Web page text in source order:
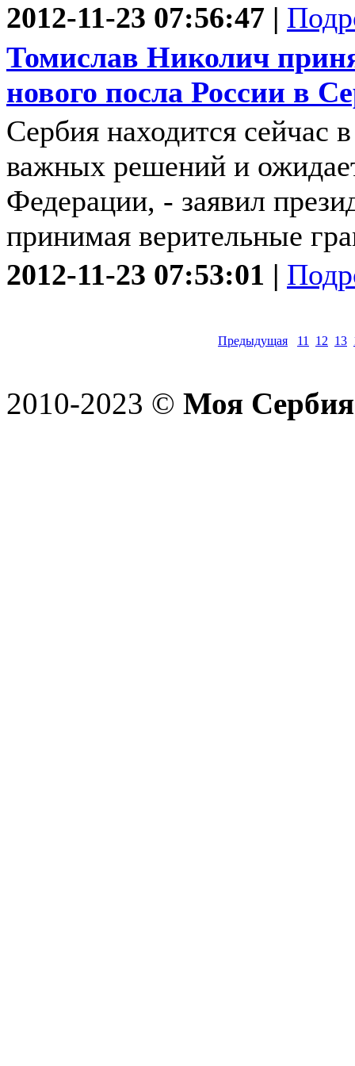
2012-11-23 07:56:47 |
Томислав Николич
нового посла России в
Сербия находится сейчас
важных решений и
Федерации, - заявил
принимая верительные
2012-11-23 07:53:01 |
Предыдущая 11 12 13
2010-2023 © Моя Сербия